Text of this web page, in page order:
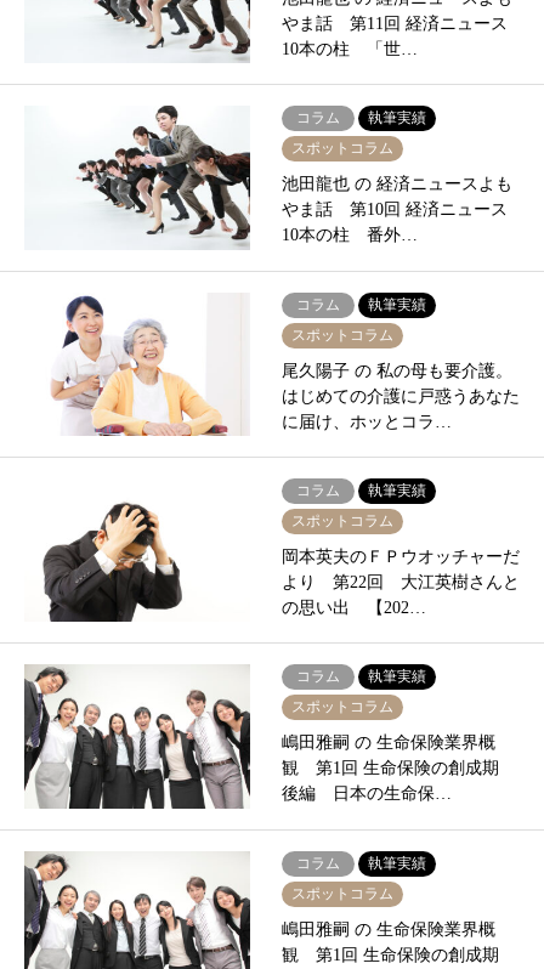
やま話 第11回 経済ニュース
10本の柱 「世…
コラム
執筆実績
スポットコラム
池田龍也 の 経済ニュースよも
やま話 第10回 経済ニュース
10本の柱 番外…
コラム
執筆実績
スポットコラム
尾久陽子 の 私の母も要介護。
はじめての介護に戸惑うあなた
に届け、ホッとコラ…
コラム
執筆実績
スポットコラム
岡本英夫のＦＰウオッチャーだ
より 第22回 大江英樹さんと
の思い出 【202…
コラム
執筆実績
スポットコラム
嶋田雅嗣 の 生命保険業界概
観 第1回 生命保険の創成期
後編 日本の生命保…
コラム
執筆実績
スポットコラム
嶋田雅嗣 の 生命保険業界概
観 第1回 生命保険の創成期